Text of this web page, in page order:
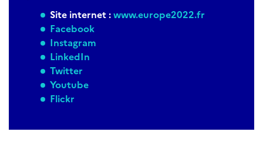
Site internet :www.europe2022.fr
Facebook
Instagram
LinkedIn
Twitter
Youtube
Flickr